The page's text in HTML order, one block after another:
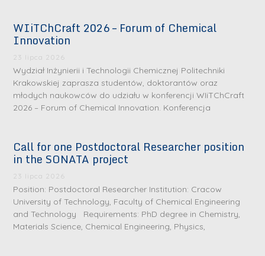
WIiTChCraft 2026 – Forum of Chemical
Innovation
23 lipca 2026
Wydział Inżynierii i Technologii Chemicznej Politechniki
Krakowskiej zaprasza studentów, doktorantów oraz
młodych naukowców do udziału w konferencji WIiTChCraft
2026 – Forum of Chemical Innovation. Konferencja
Call for one Postdoctoral Researcher position
in the SONATA project
23 lipca 2026
Position: Postdoctoral Researcher Institution: Cracow
University of Technology, Faculty of Chemical Engineering
and Technology Requirements: PhD degree in Chemistry,
Materials Science, Chemical Engineering, Physics,